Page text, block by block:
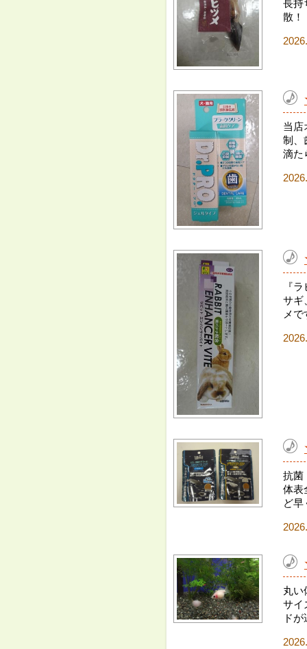
長持
散！
当店
制、
滴た
『
サギ
メで
抗菌
体表
ど早
丸い
サイ
ド